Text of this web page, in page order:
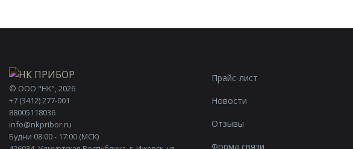
© ООО "НК", 2026
+7 (3412) 277-001
88005118036
info@nkpribor.ru
Будни 08:00 - 17:00 (МСК)
Прайс-лист
Новости
Отзывы
Форма связи